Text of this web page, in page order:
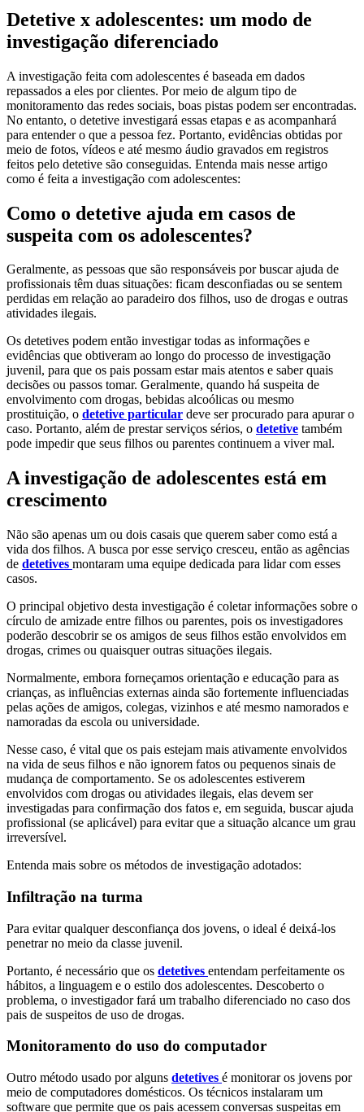
Detetive x adolescentes: um modo de
investigação diferenciado
A investigação feita com adolescentes é baseada em dados
repassados ​​a eles por clientes. Por meio de algum tipo de
monitoramento das redes sociais, boas pistas podem ser encontradas.
No entanto, o detetive investigará essas etapas e as acompanhará
para entender o que a pessoa fez. Portanto, evidências obtidas por
meio de fotos, vídeos e até mesmo áudio gravados em registros
feitos pelo detetive são conseguidas. Entenda mais nesse artigo
como é feita a investigação com adolescentes:
Como o detetive ajuda em casos de
suspeita com os adolescentes?
Geralmente, as pessoas que são responsáveis ​​por buscar ajuda de
profissionais têm duas situações: ficam desconfiadas ou se sentem
perdidas em relação ao paradeiro dos filhos, uso de drogas e outras
atividades ilegais.
Os detetives podem então investigar todas as informações e
evidências que obtiveram ao longo do processo de investigação
juvenil, para que os pais possam estar mais atentos e saber quais
decisões ou passos tomar. Geralmente, quando há suspeita de
envolvimento com drogas, bebidas alcoólicas ou mesmo
prostituição, o detetive particular deve ser procurado para apurar o
caso. Portanto, além de prestar serviços sérios, o detetive também
pode impedir que seus filhos ou parentes continuem a viver mal.
A investigação de adolescentes está em
crescimento
Não são apenas um ou dois casais que querem saber como está a
vida dos filhos. A busca por esse serviço cresceu, então as agências
de detetives montaram uma equipe dedicada para lidar com esses
casos.
O principal objetivo desta investigação é coletar informações sobre o
círculo de amizade entre filhos ou parentes, pois os investigadores
poderão descobrir se os amigos de seus filhos estão envolvidos em
drogas, crimes ou quaisquer outras situações ilegais.
Normalmente, embora forneçamos orientação e educação para as
crianças, as influências externas ainda são fortemente influenciadas
pelas ações de amigos, colegas, vizinhos e até mesmo namorados e
namoradas da escola ou universidade.
Nesse caso, é vital que os pais estejam mais ativamente envolvidos
na vida de seus filhos e não ignorem fatos ou pequenos sinais de
mudança de comportamento. Se os adolescentes estiverem
envolvidos com drogas ou atividades ilegais, elas devem ser
investigadas para confirmação dos fatos e, em seguida, buscar ajuda
profissional (se aplicável) para evitar que a situação alcance um grau
irreversível.
Entenda mais sobre os métodos de investigação adotados:
Infiltração na turma
Para evitar qualquer desconfiança dos jovens, o ideal é deixá-los
penetrar no meio da classe juvenil.
Portanto, é necessário que os detetives entendam perfeitamente os
hábitos, a linguagem e o estilo dos adolescentes. Descoberto o
problema, o investigador fará um trabalho diferenciado no caso dos
pais de suspeitos de uso de drogas.
Monitoramento do uso do computador
Outro método usado por alguns detetives é monitorar os jovens por
meio de computadores domésticos. Os técnicos instalaram um
software que permite que os pais acessem conversas suspeitas em